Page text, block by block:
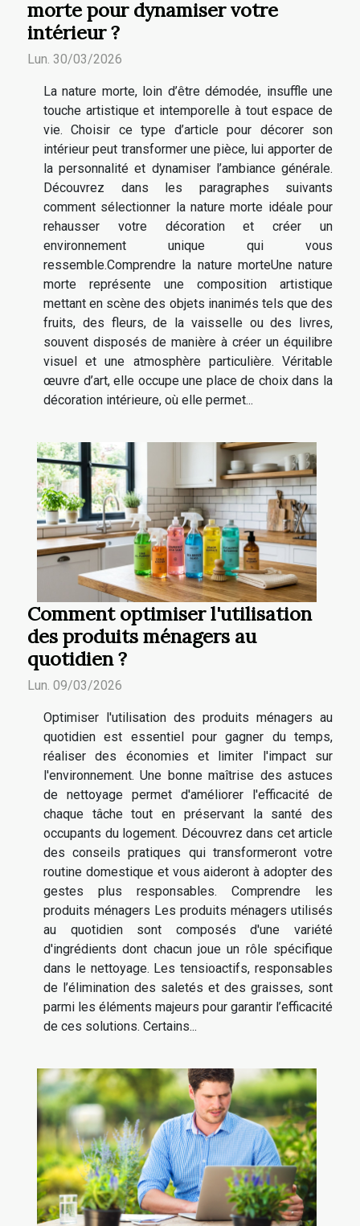
morte pour dynamiser votre
intérieur ?
Lun. 30/03/2026
La nature morte, loin d’être démodée, insuffle une
touche artistique et intemporelle à tout espace de
vie. Choisir ce type d’article pour décorer son
intérieur peut transformer une pièce, lui apporter de
la personnalité et dynamiser l’ambiance générale.
Découvrez dans les paragraphes suivants
comment sélectionner la nature morte idéale pour
rehausser votre décoration et créer un
environnement unique qui vous
ressemble.Comprendre la nature morteUne nature
morte représente une composition artistique
mettant en scène des objets inanimés tels que des
fruits, des fleurs, de la vaisselle ou des livres,
souvent disposés de manière à créer un équilibre
visuel et une atmosphère particulière. Véritable
œuvre d’art, elle occupe une place de choix dans la
décoration intérieure, où elle permet...
Comment optimiser l'utilisation
des produits ménagers au
quotidien ?
Lun. 09/03/2026
Optimiser l'utilisation des produits ménagers au
quotidien est essentiel pour gagner du temps,
réaliser des économies et limiter l'impact sur
l'environnement. Une bonne maîtrise des astuces
de nettoyage permet d'améliorer l'efficacité de
chaque tâche tout en préservant la santé des
occupants du logement. Découvrez dans cet article
des conseils pratiques qui transformeront votre
routine domestique et vous aideront à adopter des
gestes plus responsables. Comprendre les
produits ménagers Les produits ménagers utilisés
au quotidien sont composés d'une variété
d'ingrédients dont chacun joue un rôle spécifique
dans le nettoyage. Les tensioactifs, responsables
de l’élimination des saletés et des graisses, sont
parmi les éléments majeurs pour garantir l’efficacité
de ces solutions. Certains...